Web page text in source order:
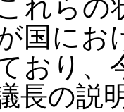
れらの
国にお
おり、
長の説